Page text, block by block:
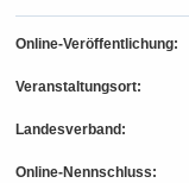
Online-Veröffentlichung:
Veranstaltungsort:
Landesverband:
Online-Nennschluss: